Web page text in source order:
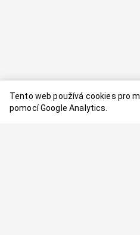
Tento web používá cookies pro
pomocí Google Analytics.